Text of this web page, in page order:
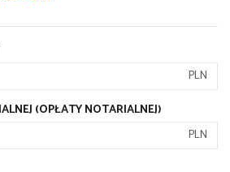
PLN
(OPŁATY NOTARIALNEJ)
PLN